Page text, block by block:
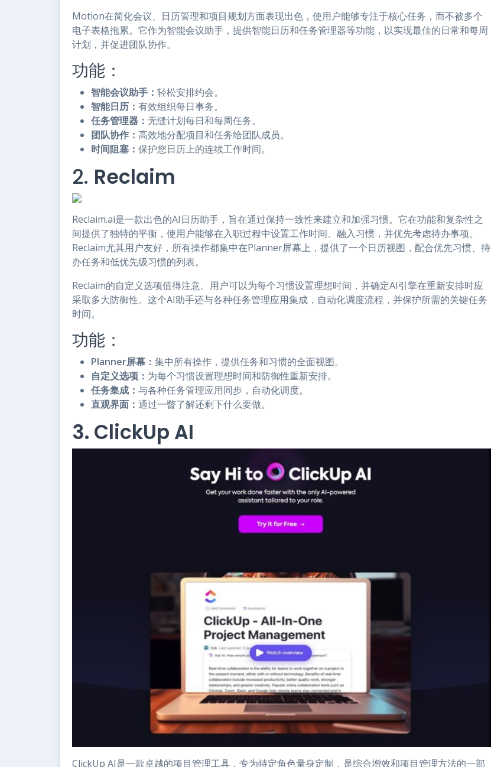
Motion在简化会议、日历管理和项目规划方面表现出色，使用户能够专注于核心任务，而不被多个
电子表格拖累。它作为智能会议助手，提供智能日历和任务管理器等功能，以实现最佳的日常和每周
计划，并促进团队协作。
功能：
智能会议助手： 轻松安排约会。
智能日历： 有效组织每日事务。
任务管理器： 无缝计划每日和每周任务。
团队协作： 高效地分配项目和任务给团队成员。
时间阻塞： 保护您日历上的连续工作时间。
2. Reclaim
Reclaim.ai是一款出色的AI日历助手，旨在通过保持一致性来建立和加强习惯。它在功能和复杂性之
间提供了独特的平衡，使用户能够在入职过程中设置工作时间、融入习惯，并优先考虑待办事项。
Reclaim尤其用户友好，所有操作都集中在Planner屏幕上，提供了一个日历视图，配合优先习惯、待
办任务和低优先级习惯的列表。
Reclaim的自定义选项值得注意。用户可以为每个习惯设置理想时间，并确定AI引擎在重新安排时应
采取多大防御性。这个AI助手还与各种任务管理应用集成，自动化调度流程，并保护所需的关键任务
时间。
功能：
Planner屏幕： 集中所有操作，提供任务和习惯的全面视图。
自定义选项： 为每个习惯设置理想时间和防御性重新安排。
任务集成： 与各种任务管理应用同步，自动化调度。
直观界面： 通过一瞥了解还剩下什么要做。
3. ClickUp AI
ClickUp AI是一款卓越的项目管理工具，专为特定角色量身定制，是综合增效和项目管理方法的一部